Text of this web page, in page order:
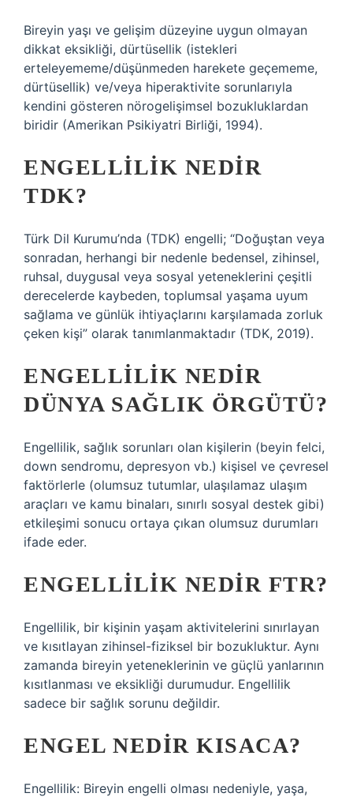
Bireyin yaşı ve gelişim düzeyine uygun olmayan
dikkat eksikliği, dürtüsellik (istekleri
erteleyememe/düşünmeden harekete geçememe,
dürtüsellik) ve/veya hiperaktivite sorunlarıyla
kendini gösteren nörogelişimsel bozukluklardan
biridir (Amerikan Psikiyatri Birliği, 1994).
ENGELLILIK NEDIR
TDK?
Türk Dil Kurumu’nda (TDK) engelli; “Doğuştan veya
sonradan, herhangi bir nedenle bedensel, zihinsel,
ruhsal, duygusal veya sosyal yeteneklerini çeşitli
derecelerde kaybeden, toplumsal yaşama uyum
sağlama ve günlük ihtiyaçlarını karşılamada zorluk
çeken kişi” olarak tanımlanmaktadır (TDK, 2019).
ENGELLILIK NEDIR
DÜNYA SAĞLIK ÖRGÜTÜ?
Engellilik, sağlık sorunları olan kişilerin (beyin felci,
down sendromu, depresyon vb.) kişisel ve çevresel
faktörlerle (olumsuz tutumlar, ulaşılamaz ulaşım
araçları ve kamu binaları, sınırlı sosyal destek gibi)
etkileşimi sonucu ortaya çıkan olumsuz durumları
ifade eder.
ENGELLILIK NEDIR FTR?
Engellilik, bir kişinin yaşam aktivitelerini sınırlayan
ve kısıtlayan zihinsel-fiziksel bir bozukluktur. Aynı
zamanda bireyin yeteneklerinin ve güçlü yanlarının
kısıtlanması ve eksikliği durumudur. Engellilik
sadece bir sağlık sorunu değildir.
ENGEL NEDIR KISACA?
Engellilik: Bireyin engelli olması nedeniyle, yaşa,